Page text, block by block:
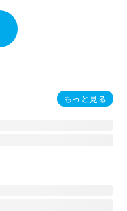
もっと見る